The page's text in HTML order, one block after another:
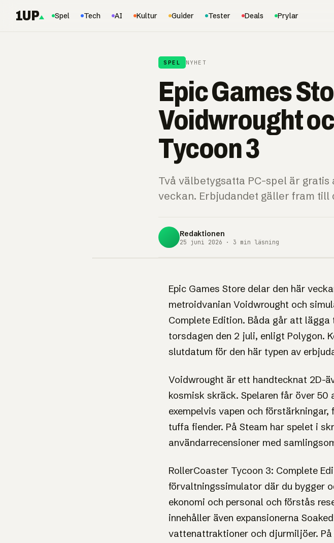
1UP Spel Tech AI Kultur Guider Tester Deals Prylar
SPEL NYHET
Epic Games
Voidwrought
Tycoon 3
Två välbetygsatta PC-spel är gratis
veckan. Erbjudandet gäller fram till
Redaktionen
25 juni 2026 · 3 min läsning
Epic Games Store
bjuder på
Voidwrought och
RollerCoaster
Tycoon 3
Två spel, noll kronor: en mörk metroidvania och en
Epic Games Store delar den här
metroidvanian Voidwrought och
Complete Edition. Båda går att
torsdagen den 2 juli, enligt Polygon.
slutdatum för den här typen av
Voidwrought är ett handtecknat 2D-
kosmisk skräck. Spelaren får över
exempelvis vapen och
tuffa fiender. På Steam har spelet i
användarrecensioner med
RollerCoaster Tycoon 3: Complete
förvaltningssimulator där du bygger
ekonomi och personal och förstås
innehåller även expansionerna
vattenattraktioner och djurmiljöer.